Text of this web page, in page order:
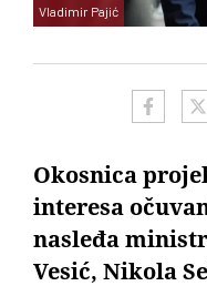
Vladimir Pajić
Okosnica
interesa
nasleđa
Vesić, Nikola